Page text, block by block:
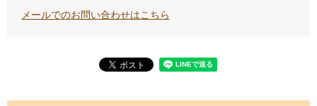
メールでのお問い合わせはこちら